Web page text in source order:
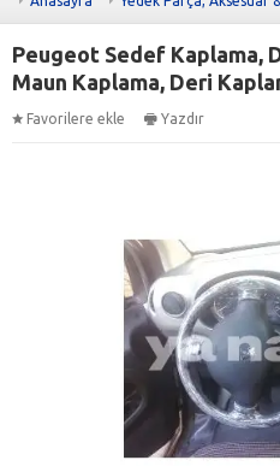
Peugeot Sedef Kaplama,
Maun Kaplama, Deri
Favorilere ekle Yazdır